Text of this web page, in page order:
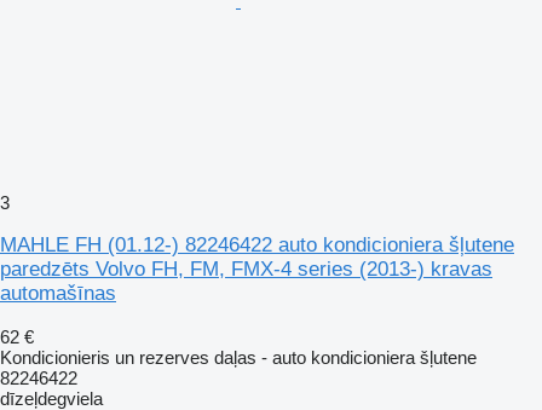
3
MAHLE FH (01.12-) 82246422 auto kondicioniera šļutene
paredzēts Volvo FH, FM, FMX-4 series (2013-) kravas
automašīnas
62 €
Kondicionieris un rezerves daļas - auto kondicioniera šļutene
82246422
dīzeļdegviela